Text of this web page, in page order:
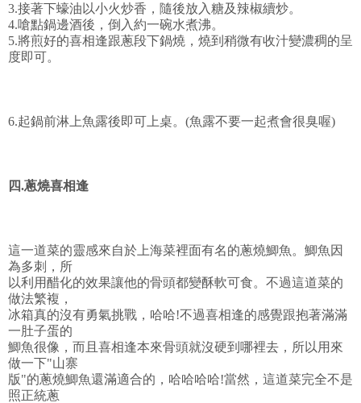
3.接著下蠔油以小火炒香，隨後放入糖及辣椒續炒。
4.嗆點鍋邊酒後，倒入約一碗水煮沸。
5.將煎好的喜相逢跟蔥段下鍋燒，燒到稍微有收汁變濃稠的呈
度即可。
6.起鍋前淋上魚露後即可上桌。(魚露不要一起煮會很臭喔)
四.蔥燒喜相逢
這一道菜的靈感來自於上海菜裡面有名的蔥燒鯽魚。鯽魚因
為多刺，所
以利用醋化的效果讓他的骨頭都變酥軟可食。不過這道菜的
做法繁複，
冰箱真的沒有勇氣挑戰，哈哈!不過喜相逢的感覺跟抱著滿滿
一肚子蛋的
鯽魚很像，而且喜相逢本來骨頭就沒硬到哪裡去，所以用來
做一下"山寨
版"的蔥燒鯽魚還滿適合的，哈哈哈哈!當然，這道菜完全不是
照正統蔥